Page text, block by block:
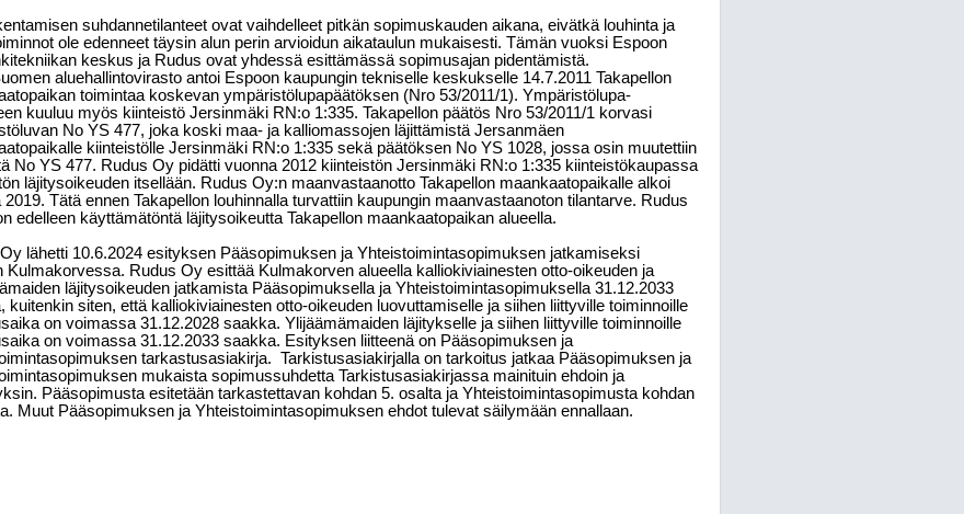
suhdannetilanteet ovat vaihdelleet pitkän sopimuskauden aikana, eivätkä louhinta ja
ole edenneet täysin alun perin arvioidun aikataulun mukaisesti. Tämän vuoksi Espoon
keskus ja Rudus ovat yhdessä esittämässä sopimusajan pidentämistä.
aluehallintovirasto antoi Espoon kaupungin tekniselle keskukselle 14.7.2011 Takapellon
toimintaa koskevan ympäristölupapäätöksen (Nro 53/2011/1). Ympäristölupa-
kuuluu myös kiinteistö Jersinmäki RN:o 1:335. Takapellon päätös Nro 53/2011/1 korvasi
No YS 477, joka koski maa- ja kalliomassojen läjittämistä Jersanmäen
kiinteistölle Jersinmäki RN:o 1:335 sekä päätöksen No YS 1028, jossa osin muutettiin
No YS 477. Rudus Oy pidätti vuonna 2012 kiinteistön Jersinmäki RN:o 1:335 kiinteistökaupassa
läjitysoikeuden itsellään. Rudus Oy:n maanvastaanotto Takapellon maankaatopaikalle alkoi
2019. Tätä ennen Takapellon louhinnalla turvattiin kaupungin maanvastaanoton tilantarve. Rudus
edelleen käyttämätöntä läjitysoikeutta Takapellon maankaatopaikan alueella.
lähetti 10.6.2024 esityksen Pääsopimuksen ja Yhteistoimintasopimuksen jatkamiseksi
Kulmakorvessa. Rudus Oy esittää Kulmakorven alueella kalliokiviainesten otto-oikeuden ja
läjitysoikeuden jatkamista Pääsopimuksella ja Yhteistoimintasopimuksella 31.12.2033
kuitenkin siten, että kalliokiviainesten otto-oikeuden luovuttamiselle ja siihen liittyville toiminnoille
on voimassa 31.12.2028 saakka. Ylijäämämaiden läjitykselle ja siihen liittyville toiminnoille
on voimassa 31.12.2033 saakka. Esityksen liitteenä on Pääsopimuksen ja
tarkastusasiakirja. Tarkistusasiakirjalla on tarkoitus jatkaa Pääsopimuksen ja
mukaista sopimussuhdetta Tarkistusasiakirjassa mainituin ehdoin ja
Pääsopimusta esitetään tarkastettavan kohdan 5. osalta ja Yhteistoimintasopimusta kohdan
Muut Pääsopimuksen ja Yhteistoimintasopimuksen ehdot tulevat säilymään ennallaan.